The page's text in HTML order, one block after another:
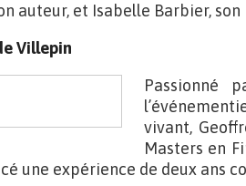
auteur, et Isabelle Barbier,
Villepin
Passionné
vivant,
Masters en
une expérience de deux ans